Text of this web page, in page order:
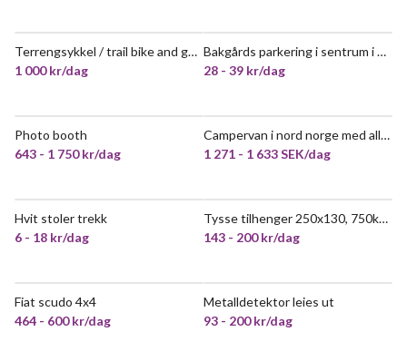
NYTT!
Terrengsykkel / trail bike and gear
1 000 kr/dag
POPULÆR
Bakgårds parkering i sentrum i grønnegata
28 - 39 kr/dag
Photo booth
643 - 1 750 kr/dag
POPULÆR
Campervan i nord norge med allt du behöver
1 271 - 1 633 SEK/dag
Hvit stoler trekk
6 - 18 kr/dag
VELDIG POPULÆR
Tysse tilhenger 250x130, 750kg bremset
143 - 200 kr/dag
Fiat scudo 4x4
464 - 600 kr/dag
VELDIG POPULÆR
Metalldetektor leies ut
93 - 200 kr/dag